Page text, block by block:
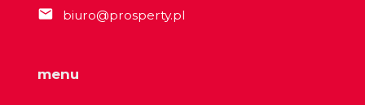
biuro@prosperty.pl
menu